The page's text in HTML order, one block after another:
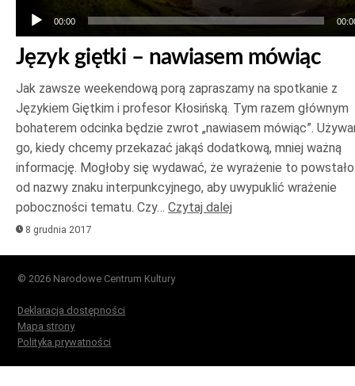
00:00
Język giętki – nawiasem mówiąc
Jak zawsze weekendową porą zapraszamy na spotkanie z
Językiem Giętkim i profesor Kłosińską. Tym razem głównym
bohaterem odcinka będzie zwrot „nawiasem mówiąc”.
go, kiedy chcemy przekazać jakąś dodatkową, mniej ważną
informację. Mogłoby się wydawać, że wyrażenie to powstało
od nazwy znaku interpunkcyjnego, aby uwypuklić wrażenie
poboczności tematu. Czy… Czytaj dalej
8 grudnia 2017
© 2026 Narodowe Centrum Kultury
Deklaracja dostępności
Mapa strony
Polityka prywatności